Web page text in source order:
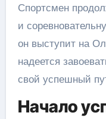
Спортсмен
и
он выступит на
надеется
свой успешный
Начало